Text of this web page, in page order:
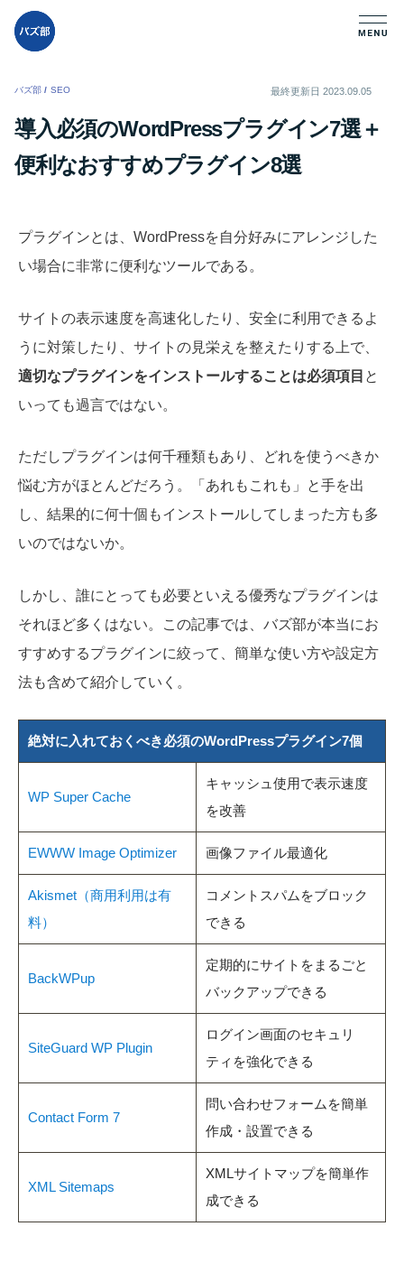
バズ部 / SEO 最終更新日 2023.09.05
導入必須のWordPressプラグイン7選＋
便利なおすすめプラグイン8選
プラグインとは、WordPressを自分好みにアレンジした
い場合に非常に便利なツールである。
サイトの表示速度を高速化したり、安全に利用できるよ
うに対策したり、サイトの見栄えを整えたりする上で、
適切なプラグインをインストールすることは必須項目 と
いっても過言ではない。
ただしプラグインは何千種類もあり、どれを使うべきか
悩む方がほとんどだろう。「あれもこれも」と手を出
し、結果的に何十個もインストールしてしまった方も多
いのではないか。
しかし、誰にとっても必要といえる優秀なプラグインは
それほど多くはない。この記事では、バズ部が本当にお
すすめするプラグインに絞って、簡単な使い方や設定方
法も含めて紹介していく。
絶対に入れておくべき必須のWordPressプラグイン7個
WP Super Cache
キャッシュ使用で表示速度
を改善
EWWW Image Optimizer 画像ファイル最適化
Akismet（商用利用は有
料）
コメントスパムをブロック
できる
BackWPup
定期的にサイトをまるごと
バックアップできる
SiteGuard WP Plugin
ログイン画面のセキュリ
ティを強化できる
Contact Form 7
問い合わせフォームを簡単
作成・設置できる
XML Sitemaps
XMLサイトマップを簡単作
成できる